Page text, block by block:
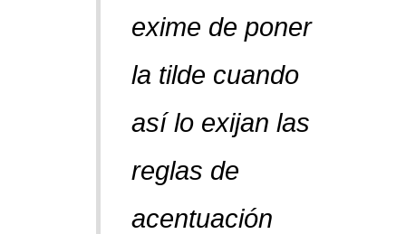
exime de poner
la tilde cuando
así lo exijan las
reglas de
acentuación